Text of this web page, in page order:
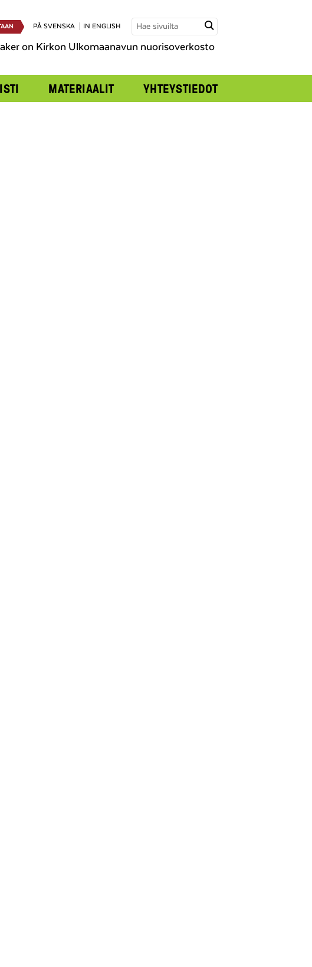
PÅ SVENSKA IN ENGLISH
on Kirkon Ulkomaanavun nuorisoverkosto
MATERIAALIT YHTEYSTIEDOT